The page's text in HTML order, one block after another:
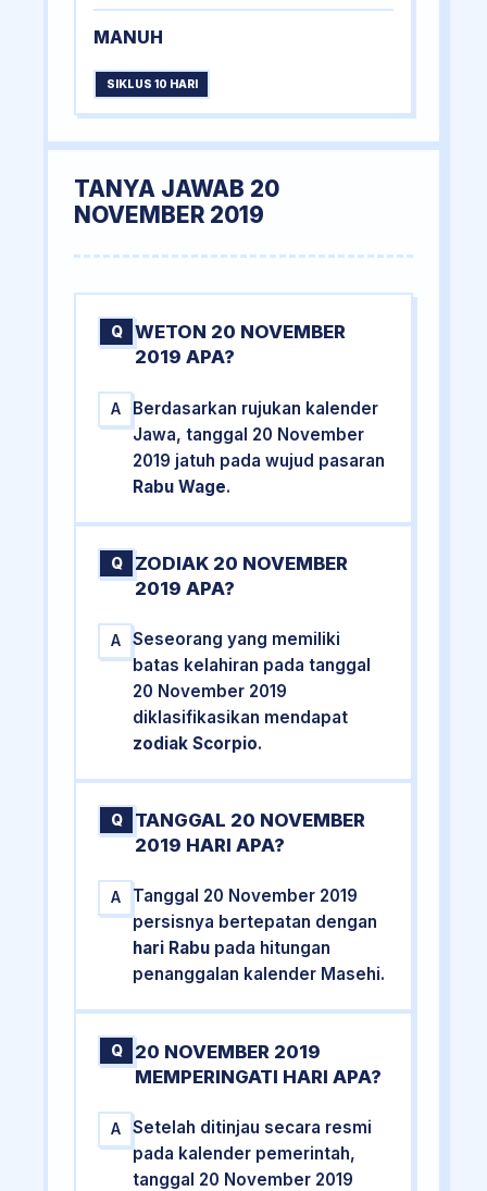
MANUH
SIKLUS 10 HARI
TANYA JAWAB 20
NOVEMBER 2019
Q
WETON 20 NOVEMBER
2019 APA?
A
Berdasarkan rujukan kalender
Jawa, tanggal 20 November
2019 jatuh pada wujud pasaran
Rabu Wage.
Q
ZODIAK 20 NOVEMBER
2019 APA?
A
Seseorang yang memiliki
batas kelahiran pada tanggal
20 November 2019
diklasifikasikan mendapat
zodiak Scorpio.
Q
TANGGAL 20 NOVEMBER
2019 HARI APA?
A
Tanggal 20 November 2019
persisnya bertepatan dengan
hari Rabu pada hitungan
penanggalan kalender Masehi.
Q
20 NOVEMBER 2019
MEMPERINGATI HARI APA?
A
Setelah ditinjau secara resmi
pada kalender pemerintah,
tanggal 20 November 2019